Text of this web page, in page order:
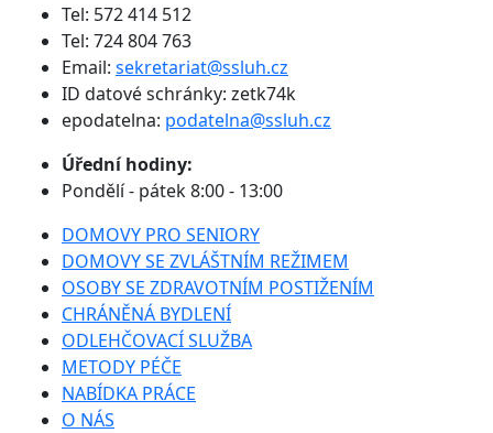
Tel: 572 414 512
Tel: 724 804 763
Email: sekretariat@ssluh.cz
ID datové schránky: zetk74k
epodatelna: podatelna@ssluh.cz
Úřední hodiny:
Pondělí - pátek 8:00 - 13:00
DOMOVY PRO SENIORY
DOMOVY SE ZVLÁŠTNÍM REŽIMEM
OSOBY SE ZDRAVOTNÍM POSTIŽENÍM
CHRÁNĚNÁ BYDLENÍ
ODLEHČOVACÍ SLUŽBA
METODY PÉČE
NABÍDKA PRÁCE
O NÁS